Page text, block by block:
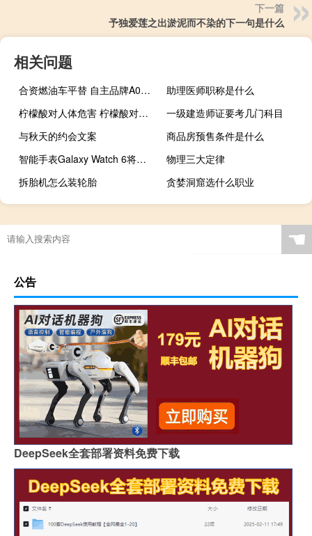
下一篇
予独爱莲之出淤泥而不染的下一句是什么
相关问题
合资燃油车平替 自主品牌A0级电动车加速崛起
助理医师职称是什么
柠檬酸对人体危害 柠檬酸对人体有害吗
一级建造师证要考几门科目
与秋天的约会文案
商品房预售条件是什么
智能手表Galaxy Watch 6将以两种尺寸和高达1.47英寸的OLED显示屏投放市场
物理三大定律
拆胎机怎么装轮胎
贪婪洞窟选什么职业
☚
公告
DeepSeek全套部署资料免费下载